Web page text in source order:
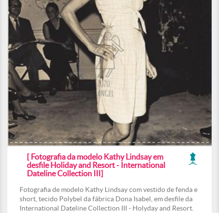
[ Fotografia da modelo Kathy Lindsay em
desfile Holiday and Resort - International
Dateline Collection III]
Fotografia de modelo Kathy Lindsay com vestido de fenda e
short, tecido Polybel da fábrica Dona Isabel, em desfile da
International Dateline Collection III - Holyday and Resort.